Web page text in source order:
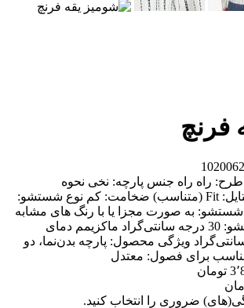
فرنچ
1020062
طرح: راه راه جنس پارچه: نخی نحوه
بسته‌شدن: دکمه استایل: Fit (متناسب) ضخامت: کم نوع شستشو:
به صورت مجزا یا با رنگ های مشابه
ماکزیمم دمای شستشو: 30 درجه سانتی‌گراد ماکزیمم دمای
درجه سانتی‌گراد ویژگی محصول: پارچه بدن‌نما، دو
برای فصول: معتدل
ضروری را انتخاب کنید.